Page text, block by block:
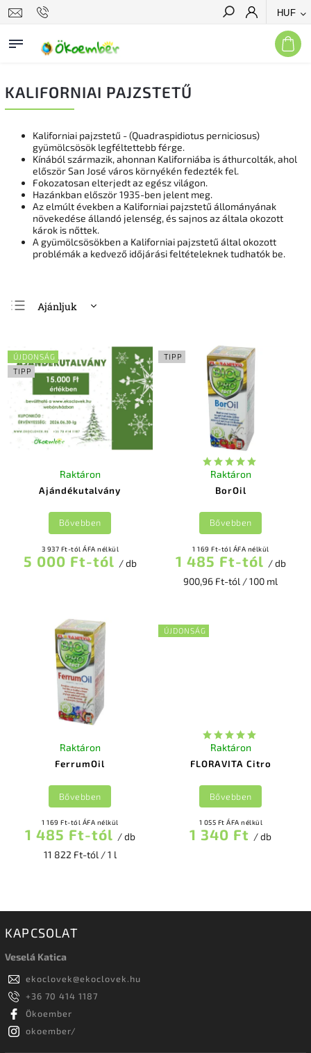
HUF
Keresés
KALIFORNIAI PAJZSTETŰ
Kaliforniai pajzstetű - (Quadraspidiotus perniciosus)
gyümölcsösök legféltettebb férge.
Kínából származik, ahonnan Kaliforniába is áthurcolták, ahol
először San José város környékén fedezték fel.
Fokozatosan elterjedt az egész világon.
Hazánkban először 1935-ben jelent meg.
Az elmúlt években a Kaliforniai pajzstetű állományának
növekedése állandó jelenség, és sajnos az általa okozott
károk is nőttek.
A gyümölcsösökben a Kaliforniai pajzstetű által okozott
problémák a kedvező időjárási feltételeknek tudhatók be.
Ajánljuk
Legdrágább
Legnépszerűbb
termékek
ABC szerint
ÚJDONSÁG
TIPP
Ajándékutalvány
Raktáron
3 937 Ft-tól ÁFA nélkül
5 000 Ft-tól / db
Bővebben
TIPP
BorOil
Raktáron
1 169 Ft-tól ÁFA nélkül
1 485 Ft-tól / db
900,96 Ft-tól / 100 ml
Bővebben
FerrumOil
Raktáron
1 169 Ft-tól ÁFA nélkül
1 485 Ft-tól / db
11 822 Ft-tól / 1 l
Bővebben
ÚJDONSÁG
FLORAVITA Citro
Raktáron
1 055 Ft ÁFA nélkül
1 340 Ft / db
Bővebben
KAPCSOLAT
Veselá Katica
ekoclovek@ekoclovek.hu
+36 70 414 1187
Ökoember
okoember/